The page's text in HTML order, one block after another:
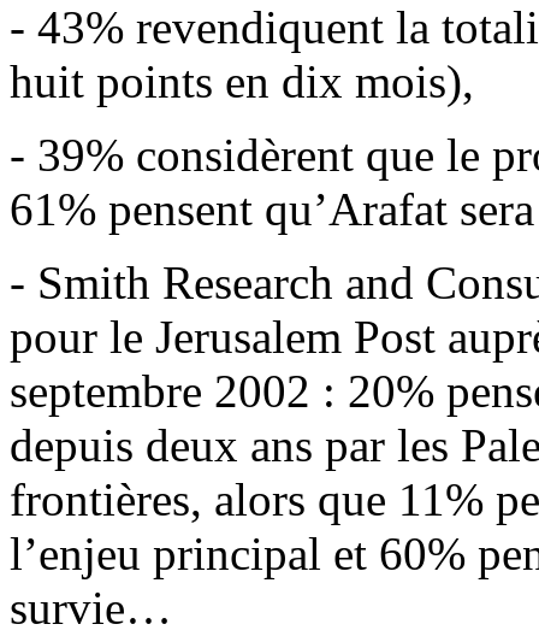
- 43% revendiquent la
huit points en dix mois),
- 39% considèrent que le
61% pensent qu’Arafat
- Smith Research and
pour le Jerusalem Post
septembre 2002 : 20%
depuis deux ans par les
frontières, alors que 11%
l’enjeu principal et 60%
survie…